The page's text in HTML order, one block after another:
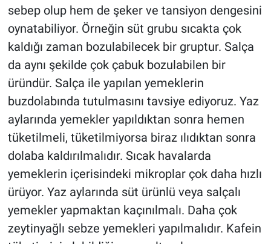
sebep olup hem de şeker ve tansiyon dengesini
oynatabiliyor. Örneğin süt grubu sıcakta çok
kaldığı zaman bozulabilecek bir gruptur. Salça
da aynı şekilde çok çabuk bozulabilen bir
üründür. Salça ile yapılan yemeklerin
buzdolabında tutulmasını tavsiye ediyoruz. Yaz
aylarında yemekler yapıldıktan sonra hemen
tüketilmeli, tüketilmiyorsa biraz ılıdıktan sonra
dolaba kaldırılmalıdır. Sıcak havalarda
yemeklerin içerisindeki mikroplar çok daha hızlı
ürüyor. Yaz aylarında süt ürünlü veya salçalı
yemekler yapmaktan kaçınılmalı. Daha çok
zeytinyağlı sebze yemekleri yapılmalıdır. Kafein